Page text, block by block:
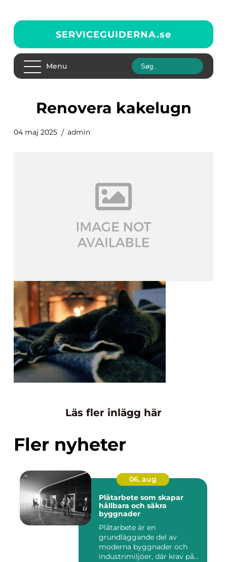
SERVICEGUIDERNA.se
Menu
renovera kakelugn
04 maj 2025 admin
Läs fler inlägg här
Fler nyheter
06. aug
Plåtarbete som skapar
hållbara och säkra
byggnader
Plåtarbete är en
grundläggande del av
moderna byggnader och
industrimiljöer, där krav på